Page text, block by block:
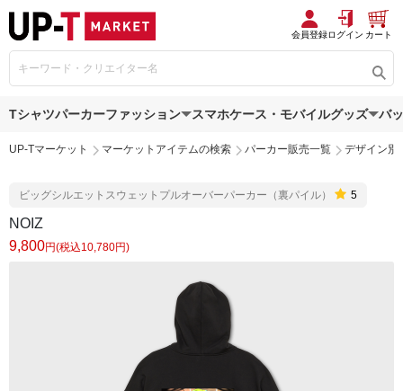
会員登録ログイン カート
Tシャツパーカーファッション スマホケース・モバイルグッズ バ
UP-Tマーケット マーケットアイテムの検索 パーカー販売一覧 デザイン別
ビッグシルエットスウェットプルオーバーパーカー（裏パイル） 5
NOIZ
9,800円(税込10,780円)